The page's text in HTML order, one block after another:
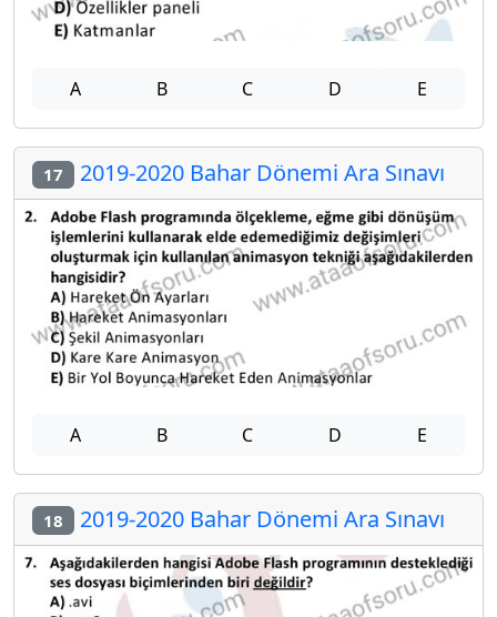
A B C D E
17 2019-2020 Bahar Dönemi Ara Sınavı
A B C D E
18 2019-2020 Bahar Dönemi Ara Sınavı